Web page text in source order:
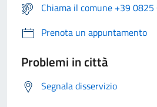
Chiama il comune +39
Prenota un appuntamento
Problemi in città
Segnala disservizio